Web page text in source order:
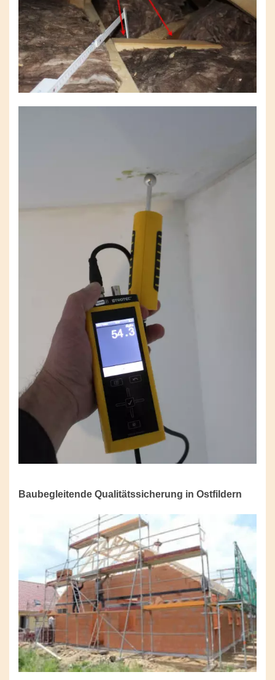
Baubegleitende Qualitätssicherung in Ostfildern